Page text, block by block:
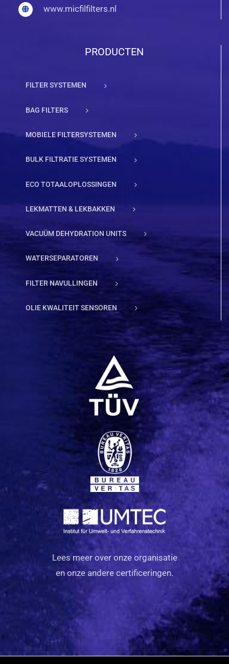
www.micfilfilters.nl
PRODUCTEN
FILTER SYSTEMEN
BAG FILTERS
MOBIELE FILTERSYSTEMEN
BULK FILTRATIE SYSTEMEN
ECO TOTAALOPLOSSINGEN
LEKMATTEN & LEKBAKKEN
VACUÜM DEHYDRATION UNITS
WATERSEPARATOREN
FILTER NAVULLINGEN
OLIE KWALITEIT SENSOREN
Lees meer over onze organisatie
en onze andere certificeringen.